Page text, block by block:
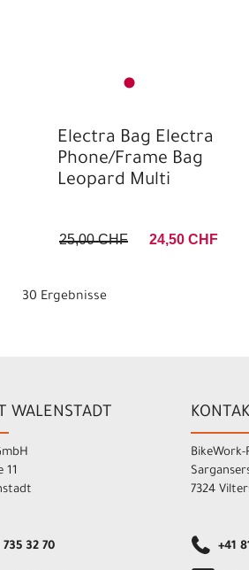
Electra Bag Electra
Phone/Frame Bag
Leopard Multi
25,00 CHF 24,50 CHF
30 Ergebnisse
WALENSTADT
11
735 32 70
BikeWork-
7324
+41